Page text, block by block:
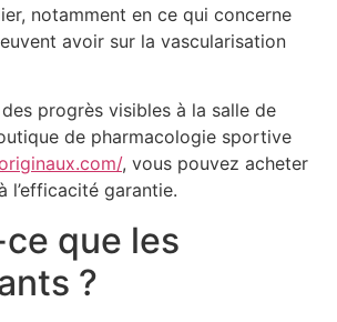
notamment en ce qui concerne
avoir sur la vascularisation
progrès visibles à la salle de
de pharmacologie sportive
, vous pouvez acheter
l’efficacité garantie.
ce que les
?